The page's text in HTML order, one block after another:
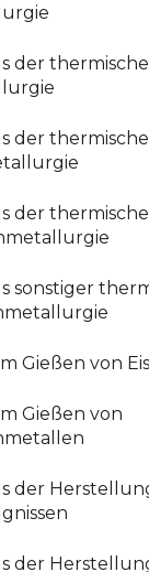
der
der
der
sonstiger
Gießen von
Gießen von
der
der